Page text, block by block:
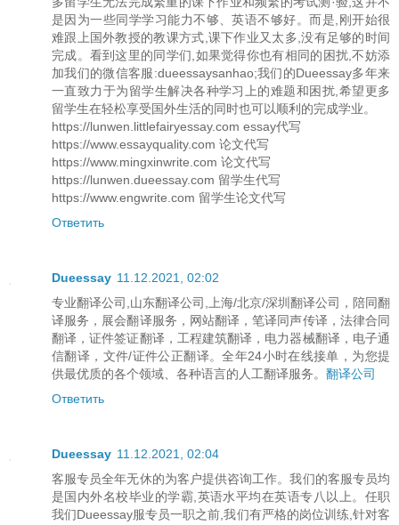
是因为一些同学学习能力不够、英语不够好。而是,刚开始很
难跟上国外教授的教课方式,课下作业又太多,没有足够的时间
完成。看到这里的同学们,如果觉得你也有相同的困扰,不妨添
加我们的微信客服:dueessaysanhao;我们的Dueessay多年来
一直致力于为留学生解决各种学习上的难题和困扰,希望更多
留学生在轻松享受国外生活的同时也可以顺利的完成学业。
https://lunwen.littlefairyessay.com essay代写
https://www.essayquality.com 论文代写
https://www.mingxinwrite.com 论文代写
https://lunwen.dueessay.com 留学生代写
https://www.engwrite.com 留学生论文代写
Ответить
Dueessay 11.12.2021, 02:02
专业翻译公司,山东翻译公司,上海/北京/深圳翻译公司，陪同翻
译服务，展会翻译服务，网站翻译，笔译同声传译，法律合同
翻译，证件签证翻译，工程建筑翻译，电力器械翻译，电子通
信翻译，文件/证件公正翻译。全年24小时在线接单，为您提
供最优质的各个领域、各种语言的人工翻译服务。 翻译公司
Ответить
Dueessay 11.12.2021, 02:04
客服专员全年无休的为客户提供咨询工作。我们的客服专员均
是国内外名校毕业的学霸,英语水平均在英语专八以上。任职
我们Dueessay服专员一职之前,我们有严格的岗位训练,针对客